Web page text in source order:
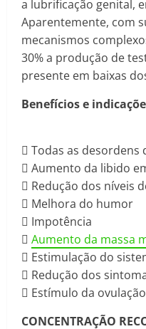
a lubrificação genital,
Aparentemente, com
mecanismos
30% a produção de
presente em baixas
Benefícios e
 Todas as
 Aumento da libido
 Redução dos níveis
 Melhora do humor
 Impotência
 Aumento da massa
 Estimulação do
 Redução dos
 Estímulo da ovulação
CONCENTRAÇÃO